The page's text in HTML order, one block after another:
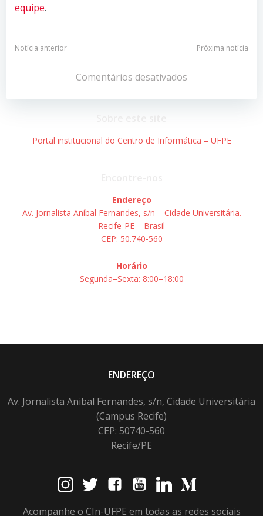
equipe.
Navegação
Post
Notícia anterior
Navegação
de
Post
Próxima notícia
Comentários desativados
Portal institucional do Centro de Informática – UFPE
Endereço
Av. Jornalista Aníbal Fernandes, s/n – Cidade Universitária.
Recife-PE – Brasil
CEP: 50.740-560
Horário
Segunda–Sexta: 8:00–18:00
ENDEREÇO
Av. Jornalista Anibal Fernandes, s/n, Cidade Universitária
(Campus Recife)
CEP: 50740-560
Recife/PE
Acompanhe o CIn-UFPE em todas as redes sociais